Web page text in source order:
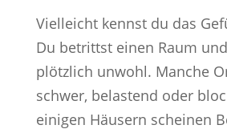
Vielleicht kennst du das
Du betrittst einen Raum
plötzlich unwohl. Manche
schwer, belastend oder
einigen Häusern scheinen